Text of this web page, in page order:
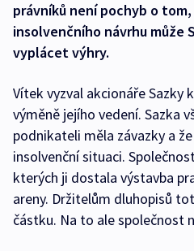
právníků není pochyb o
insolvenčního návrhu může
vyplácet výhry.
Vítek vyzval akcionáře Sazky
výměně jejího vedení. Sazka
podnikateli měla závazky a
insolvenční situaci.
kterých ji dostala výstavba
areny. Držitelům dluhopisů
částku. Na to ale společnost